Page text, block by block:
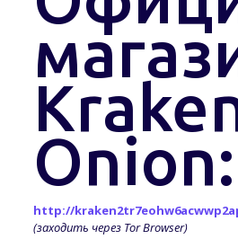
Onion:
http://
(заходить через Tor Browser)